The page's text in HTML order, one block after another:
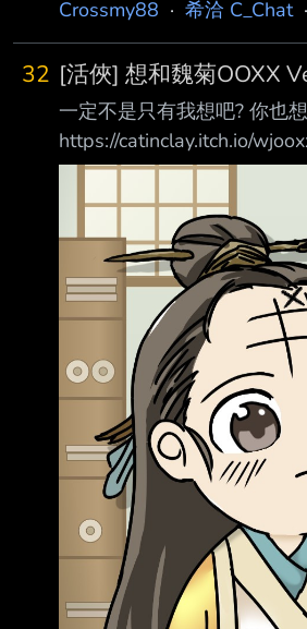
Crossmy88 · 希洽 C_Chat·
32 [活俠] 想和魏菊OOXX
一定不是只有我想吧? 你也
https://catinclay.itch.io/
都可以玩 吧 ===== 閒聊
鳥熊的同意製作了這個神經
https://imgur.com/0ofZo6k
發AI免責聲明 程式碼
物都是AI生成或是原始遊戲
OST 音效是免費音效網站 其
吧 呃.. 啊廣告一下我的
就先這